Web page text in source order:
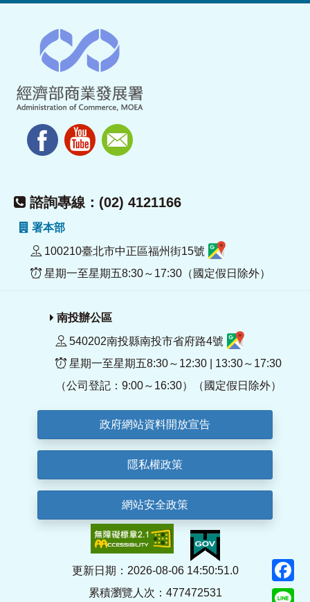
諮詢專線：(02) 4121166
署本部
100210臺北市中正區福州街15號
星期一至星期五8:30～17:30（國定假日除外）
南投辦公區
540202南投縣南投市省府路4號
星期一至星期五8:30～12:30 | 13:30～17:30
（公司登記：9:00～16:30）（國定假日除外）
政府網站資料開放宣告
隱私權政策
網站安全政策
更新日期：2026-08-06 14:50:51.0
累積瀏覽人次：477472531